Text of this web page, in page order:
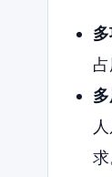
求